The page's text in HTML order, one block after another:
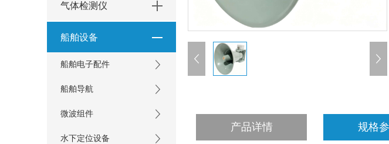
产品详情 规格
气体检测仪
船舶设备
船舶电子配件
船舶导航
微波组件
水下定位设备